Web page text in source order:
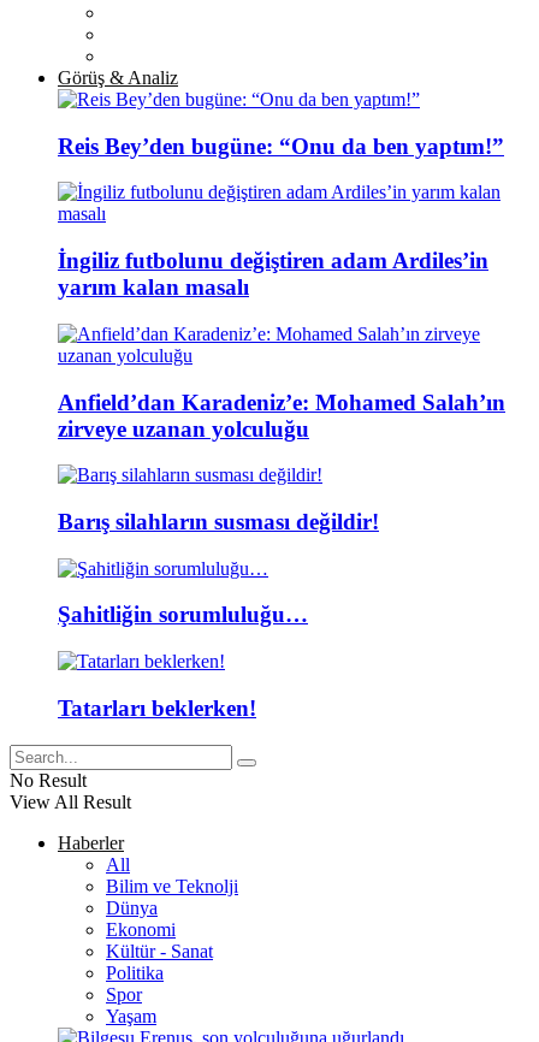
Görüş & Analiz
Reis Bey’den bugüne: “Onu da ben yaptım!”
İngiliz futbolunu değiştiren adam Ardiles’in
yarım kalan masalı
Anfield’dan Karadeniz’e: Mohamed Salah’ın
zirveye uzanan yolculuğu
Barış silahların susması değildir!
Şahitliğin sorumluluğu…
Tatarları beklerken!
No Result
View All Result
Haberler
All
Bilim ve Teknolji
Dünya
Ekonomi
Kültür - Sanat
Politika
Spor
Yaşam